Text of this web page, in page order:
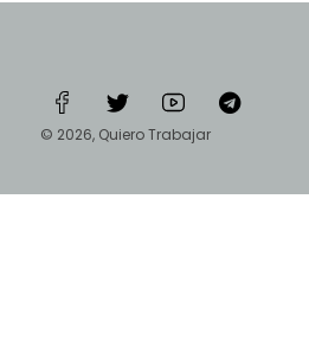
© 2026, Quiero Trabajar